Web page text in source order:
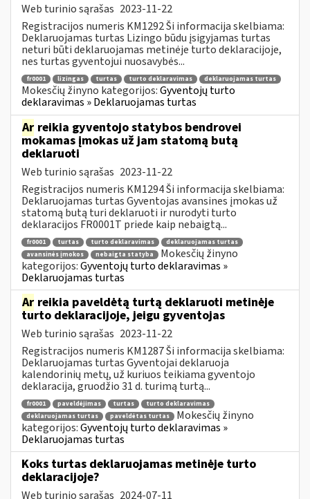
Web turinio sąrašas 2023-11-22
Registracijos numeris KM1292 Ši informacija skelbiama:
Deklaruojamas turtas Lizingo būdu įsigyjamas turtas
neturi būti deklaruojamas metinėje turto deklaracijoje,
nes turtas gyventojui nuosavybės...
fr0001 lizingas turtas turto deklaravimas deklaruojamas turtas
Mokesčių žinyno kategorijos:Gyventojų turto
deklaravimas » Deklaruojamas turtas
Ar reikia gyventojo statybos bendrovei
mokamas įmokas už jam statomą butą
deklaruoti
Web turinio sąrašas 2023-11-22
Registracijos numeris KM1294 Ši informacija skelbiama:
Deklaruojamas turtas Gyventojas avansines įmokas už
statomą butą turi deklaruoti ir nurodyti turto
deklaracijos FR0001T priede kaip nebaigtą...
fr0001 turtas turto deklaravimas
deklaruojamas turtas
avansinės įmokos
nebaigta statyba
Mokesčių žinyno
kategorijos:Gyventojų turto deklaravimas »
Deklaruojamas turtas
Ar reikia paveldėtą turtą deklaruoti metinėje
turto deklaracijoje, jeigu gyventojas
Web turinio sąrašas 2023-11-22
Registracijos numeris KM1287 Ši informacija skelbiama:
Deklaruojamas turtas Gyventojai deklaruoja
kalendorinių metų, už kuriuos teikiama gyventojo
deklaracija, gruodžio 31 d. turimą turtą...
fr0001 paveldėjimas turtas
turto deklaravimas
deklaruojamas turtas
paveldėtas turtas
Mokesčių žinyno
kategorijos:Gyventojų turto deklaravimas »
Deklaruojamas turtas
Koks turtas deklaruojamas metinėje turto
deklaracijoje?
Web turinio sąrašas 2024-07-11